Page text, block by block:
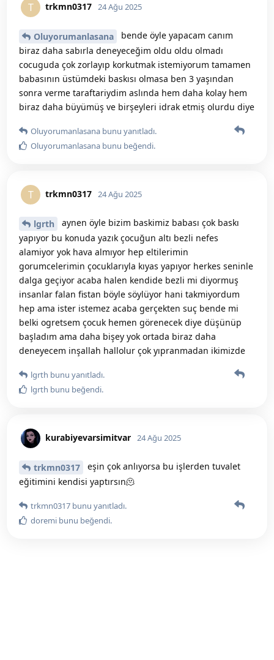
T trkmn0317 24 Ağu 2025
Oluyorumanlasana
bende öyle yapacam canım
biraz daha sabırla deneyeceğim oldu oldu olmadı
cocuguda çok zorlayıp korkutmak istemiyorum tamamen
babasının üstümdeki baskısı olmasa ben 3 yaşından
sonra verme taraftariydim aslında hem daha kolay hem
biraz daha büyümüş ve birşeyleri idrak etmiş olurdu diye
Oluyorumanlasana bunu yanıtladı.
Oluyorumanlasana bunu beğendi.
T trkmn0317 24 Ağu 2025
lgrth
aynen öyle bizim baskimiz babası çok baskı
yapıyor bu konuda yazık çocuğun altı bezli nefes
alamiyor yok hava almıyor hep eltilerimin
gorumcelerimin çocuklarıyla kıyas yapıyor herkes seninle
dalga geçiyor acaba halen kendide bezli mi diyormuş
insanlar falan fistan böyle söylüyor hani takmiyordum
hep ama ister istemez acaba gerçekten suç bende mi
belki ogretsem çocuk hemen görenecek diye düşünüp
başladım ama daha bişey yok ortada biraz daha
deneyecem inşallah hallolur çok yıpranmadan ikimizde
lgrth bunu yanıtladı.
lgrth bunu beğendi.
kurabiyevarsimitvar 24 Ağu 2025
trkmn0317
eşin çok anlıyorsa bu işlerden tuvalet
eğitimini kendisi yaptırsın🫠
trkmn0317 bunu yanıtladı.
doremi bunu beğendi.